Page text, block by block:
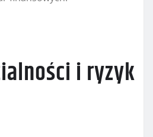
i ryzyk